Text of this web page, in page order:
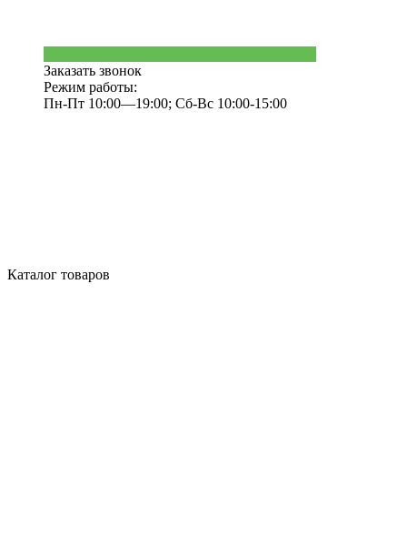
Заказать звонок
Режим работы:
Пн-Пт 10:00—19:00; Сб-Вс 10:00-15:00
Каталог товаров